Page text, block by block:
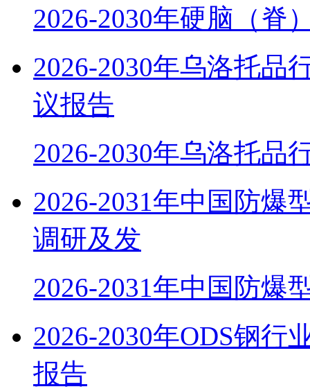
2026-2030年硬脑（脊
2026-2030年乌洛托品
议报告
2026-2030年乌洛托品
2026-2031年中国防爆
调研及发
2026-2031年中国防爆
2026-2030年ODS钢行
报告